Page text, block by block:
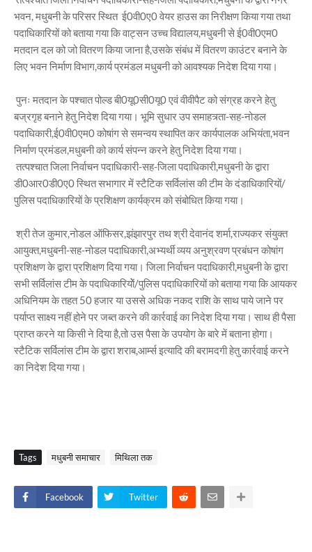
भवन, मधुबनी के परिसर स्थित ई0वी0ए0 वेयर हाउस का निरीक्षण किया गया तथा
पदाधिकारियों को बताया गया कि वाट्सन उच्च विद्यालय,मधुबनी से ई0वी0एम0
मतदान दल को जो वितरण किया जाना है,उसके संबंध में वितरण काउंटर बनाने के
लिए भवन निर्माण विभाग,कार्य प्रमंडल मधुबनी को आवश्यक निदेश दिया गया।
पुनः मतदान के पश्चात पोल्ड बी0यू0सी0यू0 एवं वीवीपैट को संग्रह करने हेतु
बज्रगृह बनाने हेतु निदेश दिया गया। भूमि सुधार उप समाहत्र्ता-सह-नोडल
पदाधिकारी,ई0वी0एम0 कोषांग से समन्वय स्थापित कर कार्यपालक अभियंता,भवन
निर्माण प्रमंडल,मधुबनी को कार्य संपन्न करने हेतु निदेश दिया गया।
तत्पश्चात जिला निर्वाचन पदाधिकारी-सह-जिला पदाधिकारी,मधुबनी के द्वारा
डी0आर0डी0ए0 स्थित सभागार में स्टैटिक सर्विलांस की टीम के दंडाधिकारियों/
पुलिस पदाधिकारियों के प्रशिक्षण कार्यक्रम को संबोधित किया गया।
श्री तेज कुमार,नोडल ऑफिसर,झंझारपुर तथ श्री देवानंद शर्मा,राज्यकर संयुक्त
आयुक्त,मधुबनी-सह-नोडल पदाधिकारी,अभ्यर्थी व्यय अनुश्रवण प्रबंधन कोषांग
प्रशिक्षण के द्वारा प्रशिक्षण दिया गया। जिला निर्वाचन पदाधिकारी,मधुबनी के द्वारा
सभी सर्विलांस टीम के पदाधिकारियोें/पुलिस पदाधिकारियों को बताया गया कि आयकर
अधिनियम के तहत 50 हजार या उससे अधिक नकद राशि के साथ पाये जाने पर
पर्याप्त साक्ष्य नहीं होने पर जब्त करने की कार्रवाई का निदेश दिया गया। साथ ही पैसा
प्राप्त करने या किसी ने दिया है,तो उस पैसा के उपयोग के बारे में बताना होगा।
स्टैटिक सर्विलांस टीम के द्वारा शराब,आर्म्स इत्यादि की बरामदगी हेतु कार्रवाई करने
का निदेश दिया गया।
Tags मधुबनी समाचार मिथिला तक
Facebook Twitter